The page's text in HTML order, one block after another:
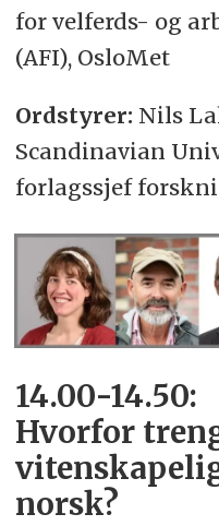
for velferds- og
(AFI), OsloMet
Ordstyrer: Nils
Scandinavian
forlagssjef
14.00-14.50:
Hvorfor
norsk?